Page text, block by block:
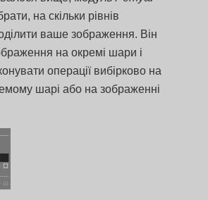
на скільки рівнів
ваше зображення. Він
на окремі шари і
операції вибірково на
шарі або на зображенні